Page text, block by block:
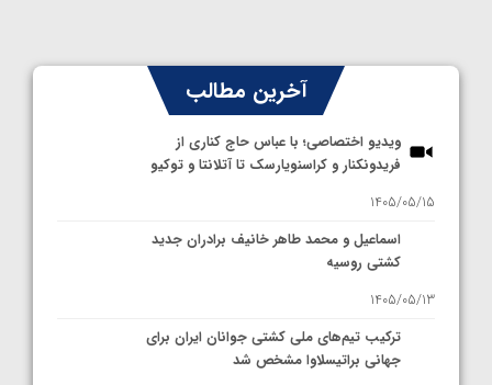
آخرین مطالب
ویدیو اختصاصی؛ با عباس حاج کناری از
فریدونکنار و کراسنویارسک تا آتلانتا و توکیو
1405/05/15
اسماعیل و محمد طاهر خانیف برادران جدید
کشتی روسیه
1405/05/13
ترکیب تیم‌های ملی کشتی جوانان ایران برای
جهانی براتیسلاوا مشخص شد